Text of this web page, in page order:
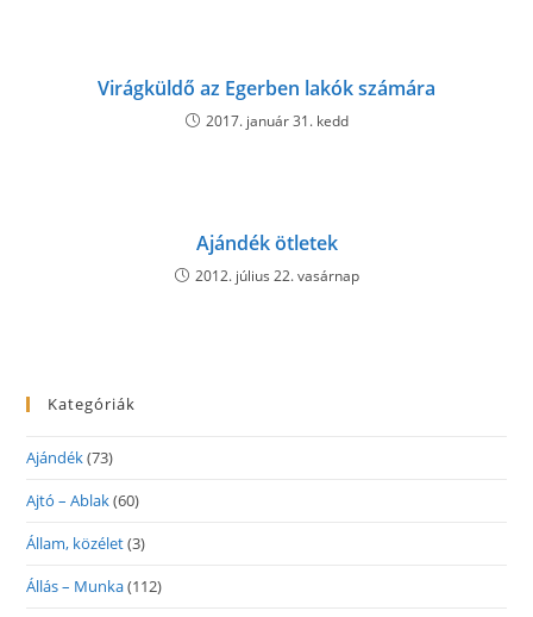
Virágküldő az Egerben lakók számára
2017. január 31. kedd
Ajándék ötletek
2012. július 22. vasárnap
Kategóriák
Ajándék(73)
Ajtó – Ablak(60)
Állam, közélet(3)
Állás – Munka(112)